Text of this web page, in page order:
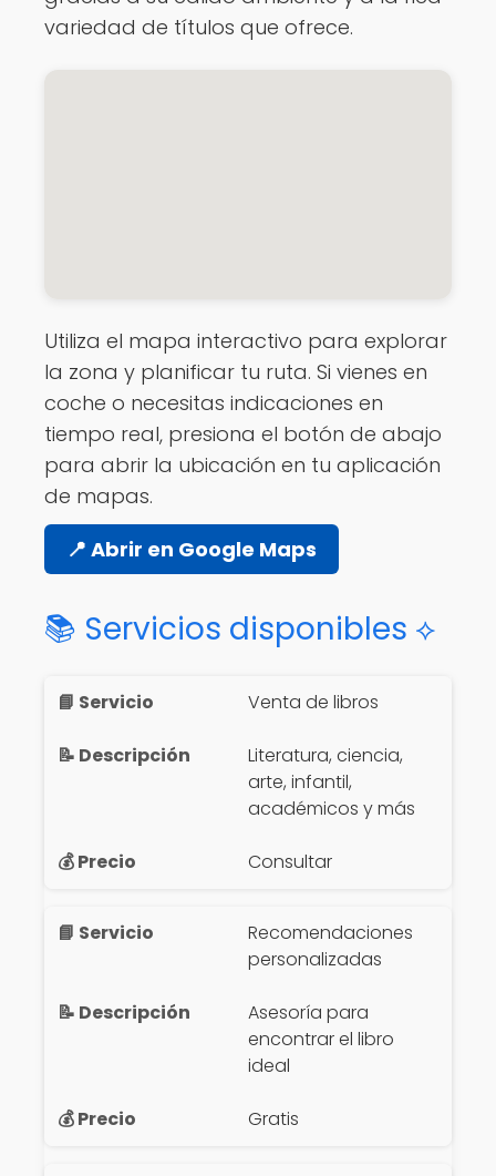
variedad de títulos que ofrece.
Utiliza el mapa interactivo para explorar
la zona y planificar tu ruta. Si vienes en
coche o necesitas indicaciones en
tiempo real, presiona el botón de abajo
para abrir la ubicación en tu aplicación
de mapas.
📍 Abrir en Google Maps
📚 Servicios disponibles ⟡
Venta de libros
Literatura, ciencia,
arte, infantil,
académicos y más
Consultar
Recomendaciones
personalizadas
Asesoría para
encontrar el libro
ideal
Gratis